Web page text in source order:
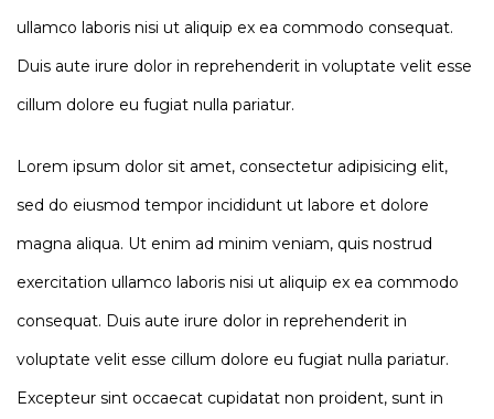
ullamco laboris nisi ut aliquip ex ea commodo consequat.
Duis aute irure dolor in reprehenderit in voluptate velit esse
cillum dolore eu fugiat nulla pariatur.
Lorem ipsum dolor sit amet, consectetur adipisicing elit,
sed do eiusmod tempor incididunt ut labore et dolore
magna aliqua. Ut enim ad minim veniam, quis nostrud
exercitation ullamco laboris nisi ut aliquip ex ea commodo
consequat. Duis aute irure dolor in reprehenderit in
voluptate velit esse cillum dolore eu fugiat nulla pariatur.
Excepteur sint occaecat cupidatat non proident, sunt in